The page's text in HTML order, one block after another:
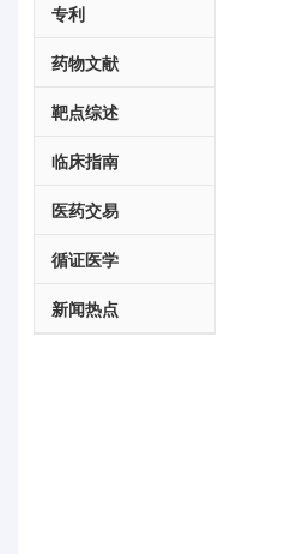
专利
药物文献
靶点综述
临床指南
医药交易
循证医学
新闻热点